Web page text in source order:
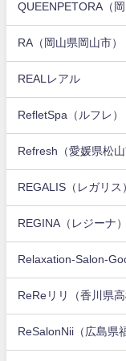
QUEENPETORA（岡
RA（岡山県岡山市）
REALレアル
RefletSpa（ルフレ）
Refresh（愛媛県松山
REGALIS（レガリス
REGINA（レジーナ
Relaxation-Salon-
ReReリリ（香川県高
ReSalonNii（広島県